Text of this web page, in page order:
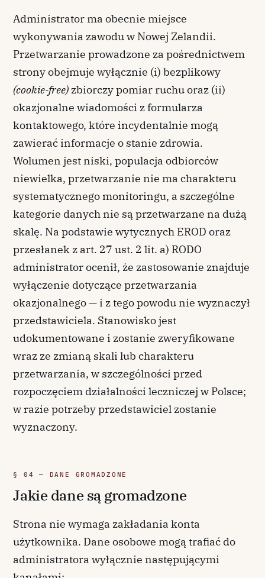
Administrator ma obecnie miejsce
wykonywania zawodu w Nowej Zelandii.
Przetwarzanie prowadzone za pośrednictwem
strony obejmuje wyłącznie (i) bezplikowy
(cookie-free) zbiorczy pomiar ruchu oraz (ii)
okazjonalne wiadomości z formularza
kontaktowego, które incydentalnie mogą
zawierać informacje o stanie zdrowia.
Wolumen jest niski, populacja odbiorców
niewielka, przetwarzanie nie ma charakteru
systematycznego monitoringu, a szczególne
kategorie danych nie są przetwarzane na dużą
skalę. Na podstawie wytycznych EROD oraz
przesłanek z art. 27 ust. 2 lit. a) RODO
administrator ocenił, że zastosowanie znajduje
wyłączenie dotyczące przetwarzania
okazjonalnego — i z tego powodu nie wyznaczył
przedstawiciela. Stanowisko jest
udokumentowane i zostanie zweryfikowane
wraz ze zmianą skali lub charakteru
przetwarzania, w szczególności przed
rozpoczęciem działalności leczniczej w Polsce;
w razie potrzeby przedstawiciel zostanie
wyznaczony.
§ 04 — DANE GROMADZONE
Jakie dane są gromadzone
Strona nie wymaga zakładania konta
użytkownika. Dane osobowe mogą trafiać do
administratora wyłącznie następującymi